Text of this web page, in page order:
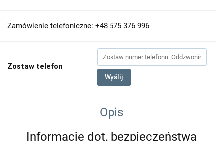
Zamówienie telefoniczne: +48 575 376 996
Zostaw telefon
Wyślij
Opis
Informacje dot. bezpieczeństwa